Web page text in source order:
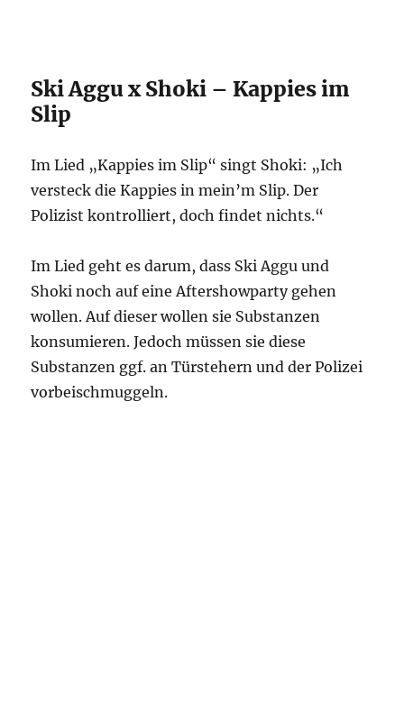
Ski Aggu x Shoki – Kappies im
Slip
Im Lied „Kappies im Slip“ singt Shoki: „Ich
versteck die Kappies in mein’m Slip. Der
Polizist kontrolliert, doch findet nichts.“
Im Lied geht es darum, dass Ski Aggu und
Shoki noch auf eine Aftershowparty gehen
wollen. Auf dieser wollen sie Substanzen
konsumieren. Jedoch müssen sie diese
Substanzen ggf. an Türstehern und der Polizei
vorbeischmuggeln.